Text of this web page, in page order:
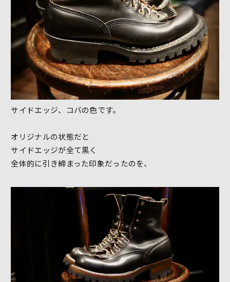
サイドエッジ、コバの色です。
オリジナルの状態だと
サイドエッジが全て黒く
全体的に引き締まった印象だったのを、